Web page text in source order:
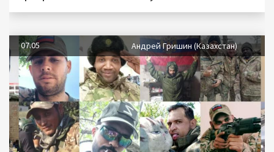
07.05 Андрей Гришин (Казахстан)